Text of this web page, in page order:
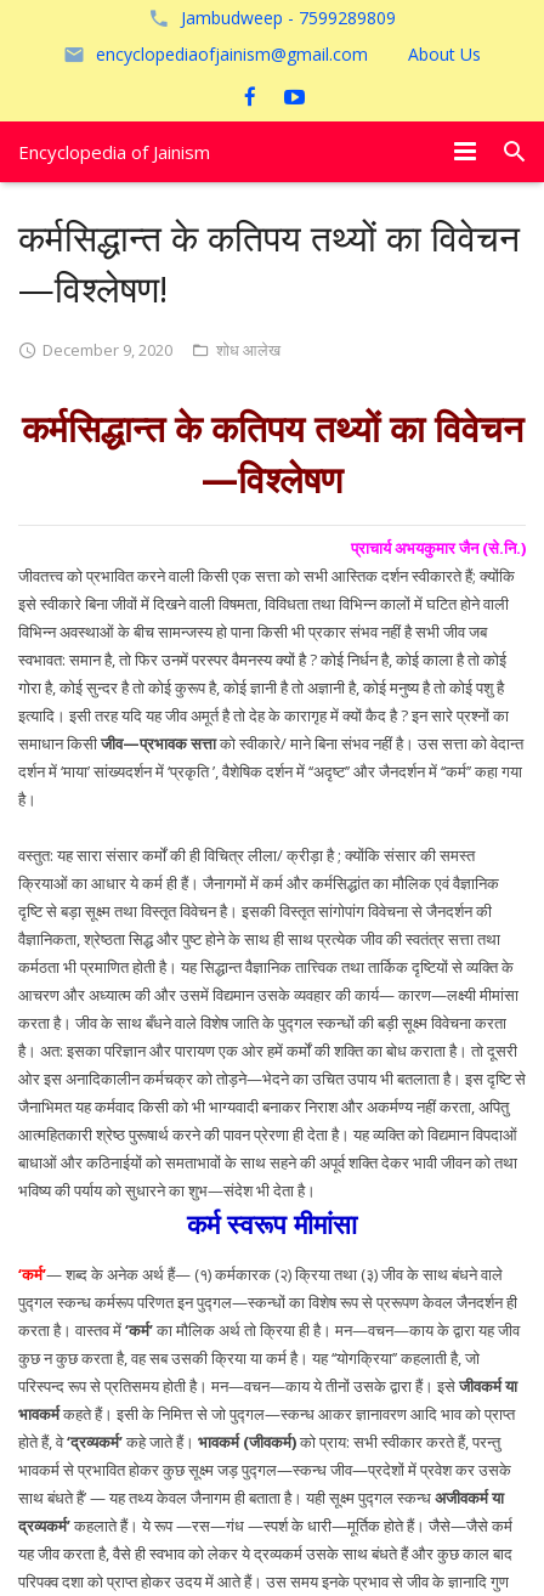
Jambudweep - 7599289809
encyclopediaofjainism@gmail.com
About Us
Encyclopedia of Jainism
कर्मसिद्धान्त के कतिपय तथ्यों का विवेचन
—विश्लेषण!
December 9, 2020 शोध आलेख
कर्मसिद्धान्त के कतिपय तथ्यों का विवेचन
—विश्लेषण
प्राचार्य अभयकुमार जैन (से.नि.)
जीवतत्त्व को प्रभावित करने वाली किसी एक सत्ता को सभी आस्तिक दर्शन स्वीकारते हैं; क्योंकि
इसे स्वीकारे बिना जीवों में दिखने वाली विषमता, विविधता तथा विभिन्न कालों में घटित होने वाली
विभिन्न अवस्थाओं के बीच सामन्जस्य हो पाना किसी भी प्रकार संभव नहीं है सभी जीव जब
स्वभावत: समान है, तो फिर उनमें परस्पर वैमनस्य क्यों है ? कोई निर्धन है, कोई काला है तो कोई
गोरा है, कोई सुन्दर है तो कोई कुरूप है, कोई ज्ञानी है तो अज्ञानी है, कोई मनुष्य है तो कोई पशु है
इत्यादि। इसी तरह यदि यह जीव अमूर्त है तो देह के कारागृह में क्यों कैद है ? इन सारे प्रश्नों का
समाधान किसीजीव—प्रभावक सत्ताको स्वीकारे/ माने बिना संभव नहीं है। उस सत्ता को वेदान्त
दर्शन में ‘माया’ सांख्यदर्शन में ‘प्रकृति ’, वैशेषिक दर्शन में ‘‘अदृष्ट’’ और जैनदर्शन में ‘‘कर्म’’ कहा गया
है।
वस्तुत: यह सारा संसार कर्मों की ही विचित्र लीला/ क्रीड़ा है ; क्योंकि संसार की समस्त
क्रियाओं का आधार ये कर्म ही हैं। जैनागमों में कर्म और कर्मसिद्धांत का मौलिक एवं वैज्ञानिक
दृष्टि से बड़ा सूक्ष्म तथा विस्तृत विवेचन है। इसकी विस्तृत सांगोपांग विवेचना से जैनदर्शन की
वैज्ञानिकता, श्रेष्ठता सिद्ध और पुष्ट होने के साथ ही साथ प्रत्येक जीव की स्वतंत्र सत्ता तथा
कर्मठता भी प्रमाणित होती है। यह सिद्धान्त वैज्ञानिक तात्त्विक तथा तार्किक दृष्टियों से व्यक्ति के
आचरण और अध्यात्म की और उसमें विद्यमान उसके व्यवहार की कार्य— कारण—लक्ष्यी मीमांसा
करता है। जीव के साथ बँधने वाले विशेष जाति के पुद्गल स्कन्धों की बड़ी सूक्ष्म विवेचना करता
है। अत: इसका परिज्ञान और पारायण एक ओर हमें कर्मों की शक्ति का बोध कराता है। तो दूसरी
ओर इस अनादिकालीन कर्मचक्र को तोड़ने—भेदने का उचित उपाय भी बतलाता है। इस दृष्टि से
जैनाभिमत यह कर्मवाद किसी को भी भाग्यवादी बनाकर निराश और अकर्मण्य नहीं करता, अपितु
आत्महितकारी श्रेष्ठ पुरूषार्थ करने की पावन प्रेरणा ही देता है। यह व्यक्ति को विद्यमान विपदाओं
बाधाओं और कठिनाईयों को समताभावों के साथ सहने की अपूर्व शक्ति देकर भावी जीवन को तथा
भविष्य की पर्याय को सुधारने का शुभ—संदेश भी देता है।
कर्म स्वरूप मीमांसा
‘कर्म’— शब्द के अनेक अर्थ हैं— (१) कर्मकारक (२) क्रिया तथा (३) जीव के साथ बंधने वाले
पुद्गल स्कन्ध कर्मरूप परिणत इन पुद्गल—स्कन्धों का विशेष रूप से प्ररूपण केवल जैनदर्शन ही
करता है। वास्तव में‘कर्म’का मौलिक अर्थ तो क्रिया ही है। मन—वचन—काय के द्वारा यह जीव
कुछ न कुछ करता है, वह सब उसकी क्रिया या कर्म है। यह ‘‘योगक्रिया’’ कहलाती है, जो
परिस्पन्द रूप से प्रतिसमय होती है। मन—वचन—काय ये तीनों उसके द्वारा हैं। इसेजीवकर्म या
भावकर्मकहते हैं। इसी के निमित्त से जो पुद्गल—स्कन्ध आकर ज्ञानावरण आदि भाव को प्राप्त
होते हैं, वे‘द्रव्यकर्म’कहे जाते हैं। भावकर्म (जीवकर्म)को प्राय: सभी स्वीकार करते हैं, परन्तु
भावकर्म से प्रभावित होकर कुछ सूक्ष्म जड़ पुद्गल—स्कन्ध जीव—प्रदेशों में प्रवेश कर उसके
साथ बंधते हैं’ — यह तथ्य केवल जैनागम ही बताता है। यही सूक्ष्म पुद्गल स्कन्धअजीवकर्म या
द्रव्यकर्म’कहलाते हैं। ये रूप —रस—गंध —स्पर्श के धारी—मूर्तिक होते हैं। जैसे—जैसे कर्म
यह जीव करता है, वैसे ही स्वभाव को लेकर ये द्रव्यकर्म उसके साथ बंधते हैं और कुछ काल बाद
परिपक्व दशा को प्राप्त होकर उदय में आते हैं। उस समय इनके प्रभाव से जीव के ज्ञानादि गुण